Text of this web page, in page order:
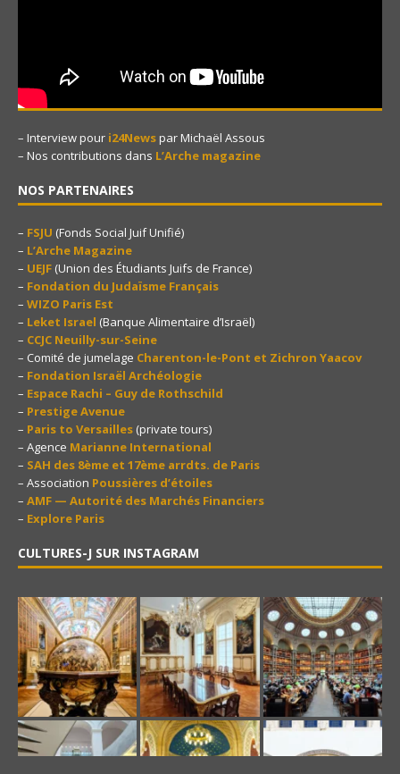
– Interview pour i24Newspar Michaël Assous
– Nos contributions dans L’Arche magazine
NOS PARTENAIRES
– FSJU (Fonds Social Juif Unifié)
– L’Arche Magazine
– UEJF (Union des Étudiants Juifs de France)
– Fondation du Judaïsme Français
– WIZO Paris Est
– Leket Israel (Banque Alimentaire d’Israël)
– CCJC Neuilly-sur-Seine
– Comité de jumelage Charenton-le-Pont et Zichron Yaacov
– Fondation Israël Archéologie
– Espace Rachi – Guy de Rothschild
– Prestige Avenue
– Paris to Versailles (private tours)
– Agence Marianne International
– SAH des 8ème et 17ème arrdts. de Paris
– Association Poussières d’étoiles
– AMF — Autorité des Marchés Financiers
– Explore Paris
CULTURES-J SUR INSTAGRAM